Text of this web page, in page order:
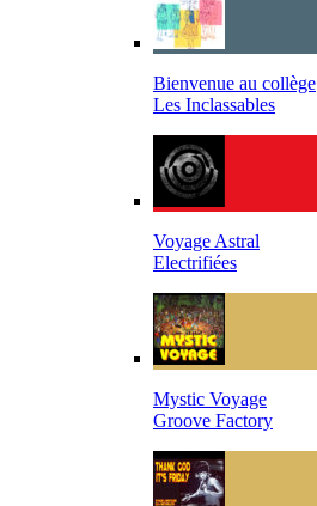
Bienvenue au collège
Les Inclassables
Voyage Astral
Electrifiées
Mystic Voyage
Groove Factory